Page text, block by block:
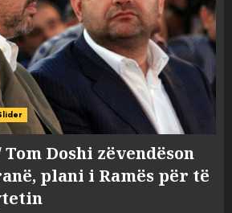
Tom Doshi zëvendëson
plani i Ramës për të